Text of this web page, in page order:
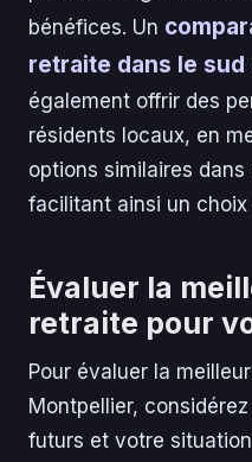
bénéfices. Un
retraite dans le sud
également offrir des
résidents locaux, en
options similaires
facilitant ainsi un choix
Évaluer la
retraite pour
Pour évaluer la
Montpellier,
futurs et votre